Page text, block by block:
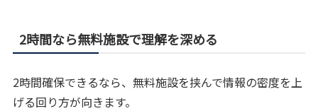
2時間なら無料施設で理解を深める
2時間確保できるなら、無料施設を挟んで情報の密度を上
げる回り方が向きます。